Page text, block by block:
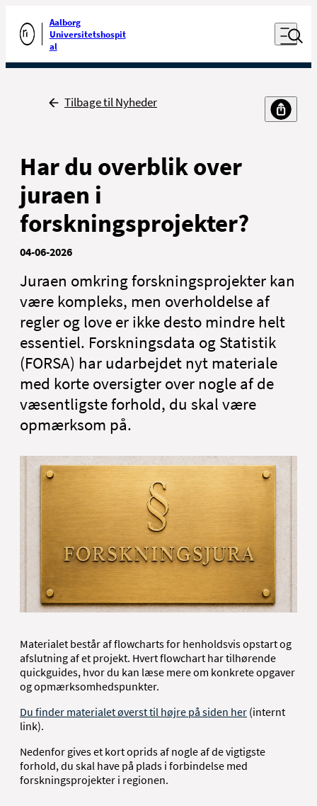
Gå til forsiden
Aalborg
Universitetshospit
al
Åben
Udfør søgning
For patienter og
For sundhedsfaglige
Kontakt
Job
Presse
Nyheder
Om Aalborg Universitetshospital
English
Tilbage til Nyheder
Har du overblik over
juraen i
forskningsprojekter?
04-06-2026
Juraen omkring forskningsprojekter kan
være kompleks, men overholdelse af
regler og love er ikke desto mindre helt
essentiel. Forskningsdata og Statistik
(FORSA) har udarbejdet nyt materiale
med korte oversigter over nogle af de
væsentligste forhold, du skal være
opmærksom på.
Materialet består af flowcharts for henholdsvis opstart og
afslutning af et projekt. Hvert flowchart har tilhørende
quickguides, hvor du kan læse mere om konkrete opgaver
og opmærksomhedspunkter.
Du finder materialet øverst til højre på siden her (internt
link).
Nedenfor gives et kort oprids af nogle af de vigtigste
forhold, du skal have på plads i forbindelse med
forskningsprojekter i regionen.